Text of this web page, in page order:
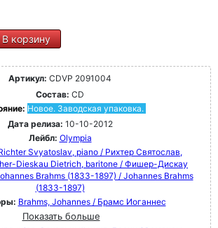
В корзину
Артикул: CDVP 2091004
Состав: CD
Новое. Заводская упаковка.
Дата релиза: 10-10-2012
Лейбл: Olympia
Svyatoslav, piano / Рихтер Святослав,
Dieskau Dietrich, baritone / Фишер-Дискау
Brahms (1833-1897) / Johannes Brahms
(1833-1897)
Brahms, Johannes / Брамс Иоганнес
Показать больше